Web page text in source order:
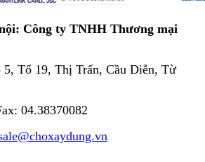
Công ty TNHH Thương mại
5, Tổ 19, Thị Trấn, Cầu Diễn, Từ
04.38370082